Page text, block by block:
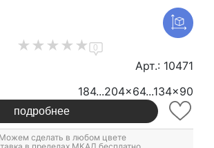
0
Арт.: 10471
184...204x64...134x90
подробнее
сделать в любом цвете